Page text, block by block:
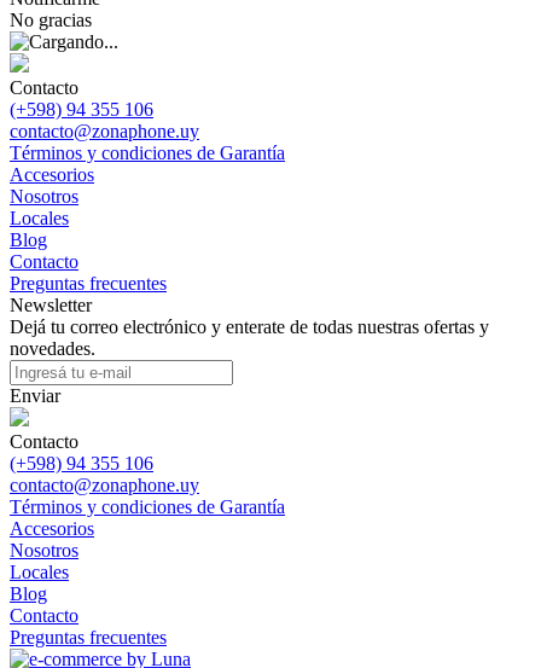
No gracias
Contacto
(+598) 94 355 106
contacto@zonaphone.uy
Términos y condiciones de Garantía
Accesorios
Nosotros
Locales
Blog
Contacto
Preguntas frecuentes
Newsletter
Dejá tu correo electrónico y enterate de todas nuestras ofertas y
novedades.
Enviar
Contacto
(+598) 94 355 106
contacto@zonaphone.uy
Términos y condiciones de Garantía
Accesorios
Nosotros
Locales
Blog
Contacto
Preguntas frecuentes